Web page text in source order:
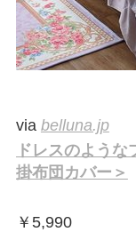
via belluna.jp
ドレスのよう
掛布団カバー＞
￥ 5,990